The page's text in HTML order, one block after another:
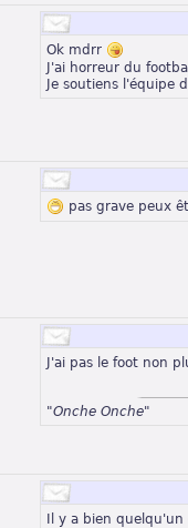
Ok mdrr
J'ai horreur du
Je soutiens
pas grave peux
J'ai pas le foot non
"Onche Onche"
Il y a bien quelqu'un